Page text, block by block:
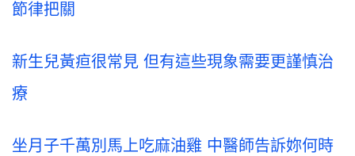
節律把關
新生兒黃疸很常見 但有這些現象需要更謹慎治
療
坐月子千萬別馬上吃麻油雞 中醫師告訴妳何時